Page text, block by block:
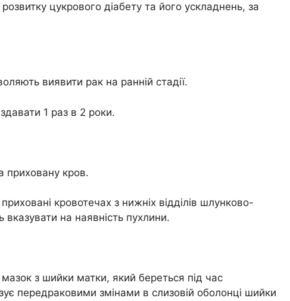
цукрового діабету та його ускладнень, за
виявити рак на ранній стадії.
1 раз в 2 роки.
приховану кров.
кровотечах з нижніх відділів шлунково-
на наявність пухлини.
з шийки матки, який береться під час
передраковими змінами в слизовій оболонці шийки